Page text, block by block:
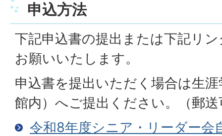
申込方法
下記申込書の提出または下記リ
お願いいたします。
申込書を提出いただく場合は生
館内）へご提出ください。（郵送
令和8年度シニア・リーダー会